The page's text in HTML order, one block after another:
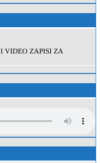
VIDEO ZAPISI ZA